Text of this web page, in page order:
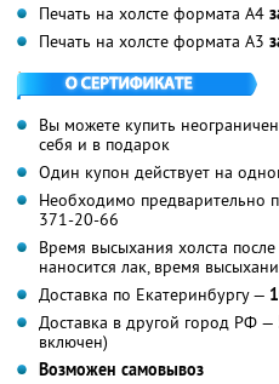
Печать на холсте формата А4
Печать на холсте формата А3
Вы можете купить
себя и в подарок
Один купон действует на
Необходимо предварительно
371-20-66
Время высыхания холста после
наносится лак, время
Доставка по Екатеринбургу —
Доставка в другой город РФ —
включен)
Возможен самовывоз